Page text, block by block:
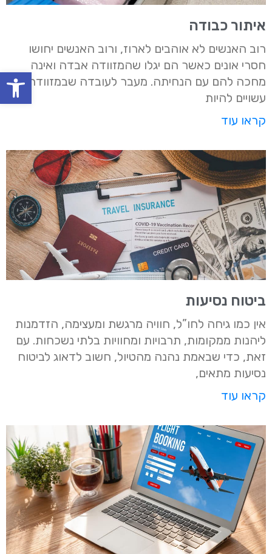
איתור כבודה
רוב האנשים לא אוהבים לארוז, ורוב האנשים יחושו
חסרי אונים כאשר הם יגלו שהמזוודה אבדה ואינה
מחכה להם עם הנחיתה. מעבר לעובדה שבמזוודה
עשויים להיות
קראו עוד
ביטוח נסיעות
אין כמו גיחה לחו”ל, חוויה מרגשת ומעצימה, הזדמנות
ליהנות ממקומות, תרבויות ומחוויות בלתי נשכחות. עם
זאת, כדי שבאמת נהנה מהטיול, חשוב לדאוג לביטוח
נסיעות מתאים,
קראו עוד